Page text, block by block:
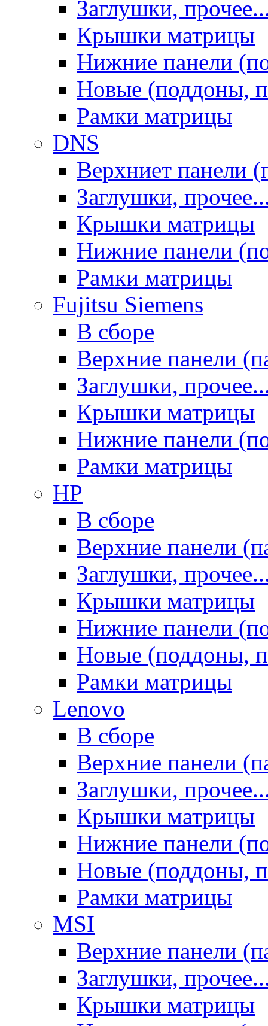
Заглушки,
Крышки матрицы
Нижние панели
Новые (поддоны,
Рамки матрицы
DNS
Верхниет панели
Заглушки,
Крышки матрицы
Нижние панели
Рамки матрицы
Fujitsu Siemens
В сборе
Верхние панели
Заглушки,
Крышки матрицы
Нижние панели
Рамки матрицы
HP
В сборе
Верхние панели
Заглушки,
Крышки матрицы
Нижние панели
Новые (поддоны,
Рамки матрицы
Lenovo
В сборе
Верхние панели
Заглушки,
Крышки матрицы
Нижние панели
Новые (поддоны,
Рамки матрицы
MSI
Верхние панели
Заглушки,
Крышки матрицы